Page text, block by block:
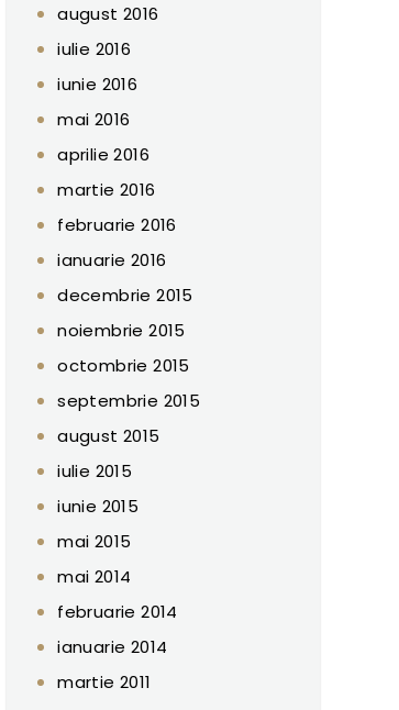
august 2016
iulie 2016
iunie 2016
mai 2016
aprilie 2016
martie 2016
februarie 2016
ianuarie 2016
decembrie 2015
noiembrie 2015
octombrie 2015
septembrie 2015
august 2015
iulie 2015
iunie 2015
mai 2015
mai 2014
februarie 2014
ianuarie 2014
martie 2011